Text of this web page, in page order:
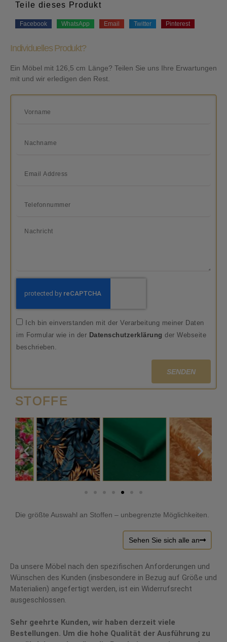
Teile dieses Produkt
Facebook WhatsApp Email Twitter Pinterest
Individuelles Produkt?
Ein Möbel mit 126,5 cm Länge? Teilen Sie uns Ihre Erwartungen
mit und wir erledigen den Rest.
Ich bin einverstanden mit der Verarbeitung meiner Daten
im Formular wie in der Datenschutzerklärung der Webseite
beschrieben.
SENDEN
STOFFE
Die größte Auswahl an Stoffen – unbegrenzte Möglichkeiten.
Sehen Sie sich alle an
Da unsere Möbel nach den spezifischen Anforderungen und
Wünschen des Kunden (insbesondere in Bezug auf Größe und
Materialien) angefertigt werden, ist ein Widerrufsrecht
ausgeschlossen.
Sehr geehrte Kunden, wir haben derzeit viele
Bestellungen. Um die hohe Qualität der Ausführung zu